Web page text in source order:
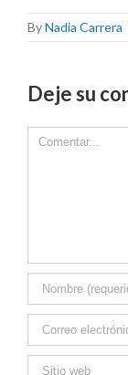
ByNadia Carrera
Deje su
Comment